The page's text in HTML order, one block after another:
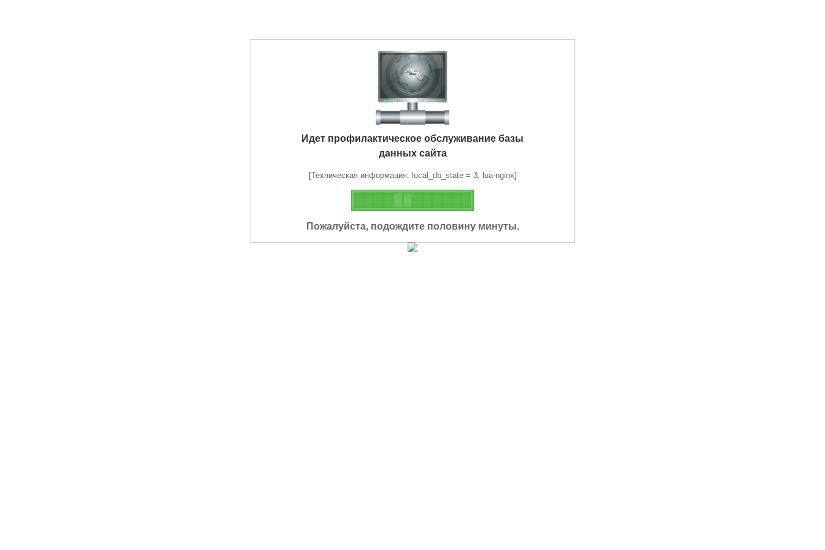
Идет профилактическое обслуживание базы
данных сайта
[Техническая информация: local_db_state = 3, lua-nginx]
Пожалуйста, подождите половину минуты.